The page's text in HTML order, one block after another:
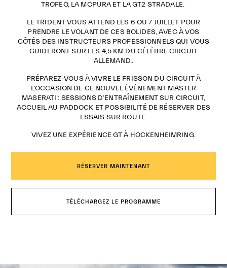
TROFEO, LA MCPURA ET LA GT2 STRADALE.
LE TRIDENT VOUS ATTEND LES 6 OU 7 JUILLET POUR
PRENDRE LE VOLANT DE CES BOLIDES, AVEC À VOS
CÔTÉS DES INSTRUCTEURS PROFESSIONNELS QUI VOUS
GUIDERONT SUR LES 4,5 KM DU CÉLÈBRE CIRCUIT
ALLEMAND..
PRÉPAREZ-VOUS À VIVRE LE FRISSON DU CIRCUIT À
L’OCCASION DE CE NOUVEL ÉVÈNEMENT MASTER
MASERATI : SESSIONS D’ENTRAÎNEMENT SUR CIRCUIT,
ACCUEIL AU PADDOCK ET POSSIBILITÉ DE RÉSERVER DES
ESSAIS SUR ROUTE.
VIVEZ UNE EXPÉRIENCE GT À HOCKENHEIMRING.
RÉSERVER MAINTENANT
TÉLÉCHARGEZ LE PROGRAMME